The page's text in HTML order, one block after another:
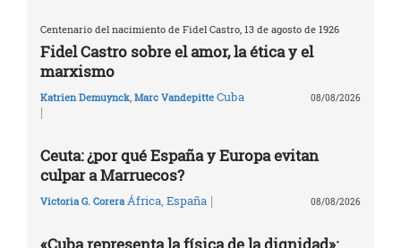
Centenario del nacimiento de Fidel Castro, 13 de agosto de 1926
Fidel Castro sobre el amor, la ética y el
marxismo
Katrien Demuynck, Marc Vandepitte Cuba
|
08/08/2026
Ceuta: ¿por qué España y Europa evitan
culpar a Marruecos?
Victoria G. Corera África, España | 08/08/2026
«Cuba representa la física de la dignidad»: